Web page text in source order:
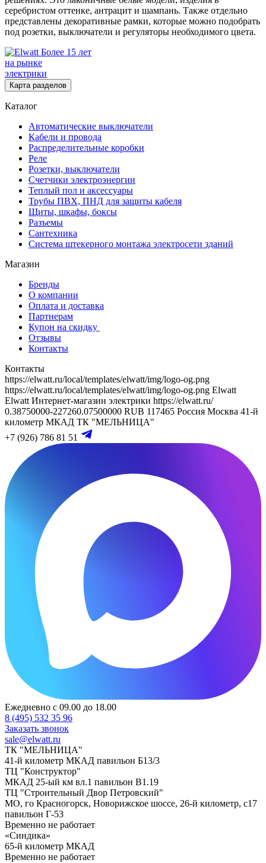
серебристом оттенке, антрацит и шампань. Также отдельно
представлены декоративные рамки, которые можно подобрать
под розетки, выключатели и регуляторы необходимого цвета.
Более 15 лет
на рынке
электрики
Карта разделов
Каталог
Автоматические выключатели
Кабели и провода
Распределительные коробки
Реле
Розетки, выключатели
Счетчики электроэнергии
Теплый пол и аксессуары
Трубы ПВХ, ПНД для защиты кабеля
Щиты, шкафы, боксы
Разъемы
Сантехника
Система штекерного монтажа электросети зданий
Магазин
Бренды
О компании
Оплата и доставка
Партнерам
Купон на скидку
Отзывы
Контакты
Контакты
https://elwatt.ru/local/templates/elwatt/img/logo-og.png
https://elwatt.ru/local/templates/elwatt/img/logo-og.png Elwatt
Elwatt Интернет-магазин электрики https://elwatt.ru/
0.38750000-227260.07500000 RUB 117465 Россия Москва 41-й
километр МКАД ТК "МЕЛЬНИЦА"
+7 (926) 786 81 51
Ежедневно с 09.00 до 18.00
8 (495) 532 35 96
Заказать звонок
sale@elwatt.ru
ТК "МЕЛЬНИЦА"
41-й километр МКАД павильон Б13/3
ТЦ "Конструктор"
МКАД 25-ый км вл.1 павильон В1.19
ТЦ "Строительный Двор Петровский"
МО, го Красногорск, Новорижское шоссе, 26-й километр, с17
павильон Г-53
Временно не работает
«Синдика»
65-й километр МКАД
Временно не работает